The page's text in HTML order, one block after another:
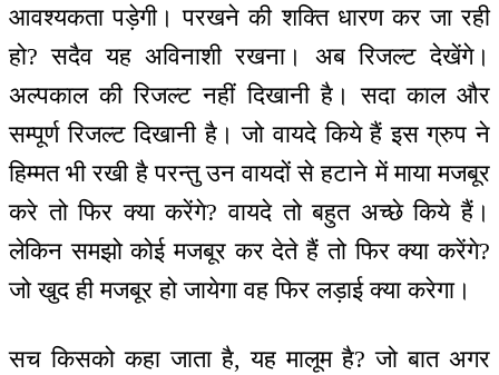
आवश्यकता पड़ेगी। परखने की शक्ति धारण कर जा रही
हो? सदैव यह अविनाशी रखना। अब रिजल्ट देखेंगे।
अल्पकाल की रिजल्ट नहीं दिखानी है। सदा काल और
सम्पूर्ण रिजल्ट दिखानी है। जो वायदे किये हैं इस ग्रुप ने
हिम्मत भी रखी है परन्तु उन वायदों से हटाने में माया मजबूर
करे तो फिर क्या करेंगे? वायदे तो बहुत अच्छे किये हैं।
लेकिन समझो कोई मजबूर कर देते हैं तो फिर क्या करेंगे?
जो खुद ही मजबूर हो जायेगा वह फिर लड़ाई क्या करेगा।
सच किसको कहा जाता है, यह मालूम है? जो बात अगर